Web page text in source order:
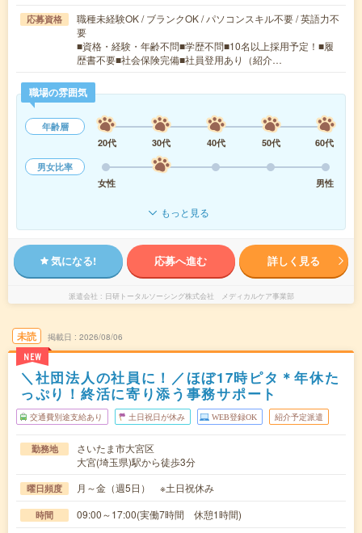
応募資格
職種未経験OK / ブランクOK / パソコンスキル不要 / 英語力不
要
■資格・経験・年齢不問■学歴不問■10名以上採用予定！■履
歴書不要■社会保険完備■社員登用あり（紹介…
職場の雰囲気
年齢層
20代
30代 40代 50代
60代
男女比率
女性
男性
もっと見る
気になる! 応募へ進む 詳しく見る
派遣会社 日研トータルソーシング株式会社 メディカルケア事業部
未読
NEW
掲載日 2026/08/06
＼社団法人の社員に！／ほぼ17時ピタ＊年休た
っぷり！終活に寄り添う事務サポート
交通費別途支給あり 土日祝日が休み WEB登録OK 紹介予定派遣
勤務地
さいたま市大宮区
大宮(埼玉県)駅から徒歩3分
曜日頻度 月～金（週5日） ※土日祝休み
時間 09:00～17:00(実働7時間 休憩1時間)